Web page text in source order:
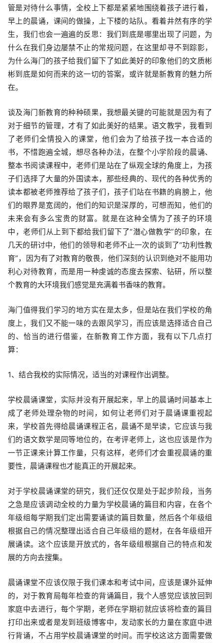
管是对待什么事情，全校上下都是紧紧地围绕着孩子进行着，
早上的晨诵，课间的做操，上下楼的站队。看着井然有序的学
生，我们也会一遍遍的反思：我们到底是哪里出现了问题，为
什么在我们身边屡禁不止的常规问题，在这里却寻不到踪影，
为什么海门的孩子给我们留下了如此美好的印象他们的文质彬
彬到底是如何而来的这一切的答案，或许就是新教育的魅力所
在。
谈及海门新教育的种种硕果，我想最关键的可能就是因为有了
对于细节的管理，才有了如此美好的结果。语文教学，我看到
了老师们全情投入的课堂，他们会为了给孩子找一本合适的
书，不惜跑遍全城，想尽各种办法，在整个小学阶段的晨诵、
整本书阅读课程中，老师们是站在了纵观全球的角度上，为孩
子们选择了大量的外国读本，那些经典的、现代的各种优秀的
读本都被老师推荐给了孩子们，孩子们站在书籍的肩膀上，他
们的眼界是宽阔的，他们的知识是深厚的，可想而知，他们的
未来会有多么宝贵的财富。就是在这种全情为了孩子的环境
中，老师们从上到下都给我们留下了“潜心做教学”的印象，在
几天的研讨中，他们的领导和老师不止一次的谈到了“功利性教
育”，因为有了对教育的敬畏，他们深刻的认识到绝对不能用功
利心对待教育，而是用一种虔诚的态度去探索、钻研，所以整
个教育的大环境我们感觉是充满着书香味的教育。
海门值得我们学习的地方实在是太多，但是站在我们学校的角
度上，我们又不能一味的去跟风学习，而应该是选择适合自己
的、恰当的进行借鉴，在新教育工作方面，我有以下几点打
算：
1、结合我校的实际情况，适当的对课程作出调整。
学校晨诵课堂，实际并没有开展起来，早上的晨诵时间基本上
成了老师处理杂物的时间，如何让老师们对于晨诵课重视起
来，学校首先得给晨诵课程正名，晨诵不是早读，它应该与我
们的语文数学是同等地位的，在考评老师上，这也应该是作为
一节正课来计算工作量，只有这样，老师们才会重视晨诵的重
要性，晨诵课程也才能真正的开展起来。
对于学校晨诵课堂的研究，我们还仅仅是处于起步阶段，当务
之急是应该调动全校的力量为学校晨诵的篇目和内容，在各个
年级组每学期我们定出需要诵读的篇目数量，然后各个年级组
根据自己的情况整理出适合自己年级组的题材，在各年级组开
展诵读。这个应该是开放式的，各年级组根据自己的特点和发
展的方向去搜集。
晨诵课堂不应该仅限于我们课本和考试中间，应该是课外延伸
的，对于教育局每年检查的背诵篇目，我个人感觉应该放回到
家庭中去进行，每个学期，老师在学期初就应该将检查的篇目
打印出来或者是发到班级博客中，发动家长的力量在家庭中进
行背诵，不占用学校晨诵课堂的时间。而学校这这方面需要做